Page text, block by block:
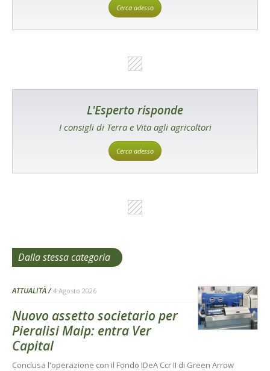
Cerca adesso
L'Esperto risponde
I consigli di Terra e Vita agli agricoltori
Cerca adesso
Dalla stessa categoria
ATTUALITÀ 4 Agosto 2026
Nuovo assetto societario per
Pieralisi Maip: entra Ver
Capital
Conclusa l'operazione con il Fondo IDeA Ccr II di Green Arrow